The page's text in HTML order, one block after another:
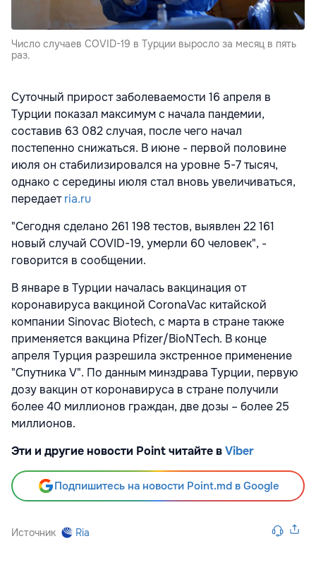
Число случаев COVID-19 в Турции выросло за месяц в пять
раз.
Суточный прирост заболеваемости 16 апреля в
Турции показал максимум с начала пандемии,
составив 63 082 случая, после чего начал
постепенно снижаться. В июне - первой половине
июля он стабилизировался на уровне 5-7 тысяч,
однако с середины июля стал вновь увеличиваться,
передаетria.ru
"Сегодня сделано 261 198 тестов, выявлен 22 161
новый случай COVID-19, умерли 60 человек", -
говорится в сообщении.
В январе в Турции началась вакцинация от
коронавируса вакциной CoronaVac китайской
компании Sinovac Biotech, с марта в стране также
применяется вакцина Pfizer/BioNTech. В конце
апреля Турция разрешила экстренное применение
"Спутника V". По данным минздрава Турции, первую
дозу вакцин от коронавируса в стране получили
более 40 миллионов граждан, две дозы – более 25
миллионов.
Эти и другие новости Point читайте вViber
Подпишитесь на новости Point.md в Google
Источник Ria